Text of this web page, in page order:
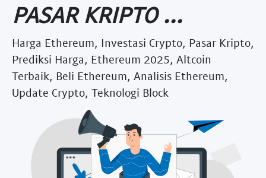
PASAR KRIPTO ...
Harga Ethereum, Investasi Crypto, Pasar Kripto,
Prediksi Harga, Ethereum 2025, Altcoin
Terbaik, Beli Ethereum, Analisis Ethereum,
Update Crypto, Teknologi Block